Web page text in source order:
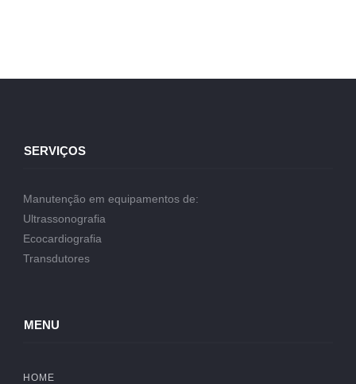
SERVIÇOS
Manutenção em equipamentos de:
Ultrassonografia
Ecocardiografia
Transdutores
MENU
HOME